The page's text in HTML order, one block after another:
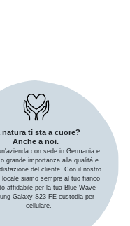
natura ti sta a cuore?
Anche a noi.
con sede in Germania e
grande importanza alla qualità e
del cliente. Con il nostro
locale siamo sempre al tuo fianco
affidabile per la tua Blue Wave
Galaxy S23 FE custodia per
cellulare.